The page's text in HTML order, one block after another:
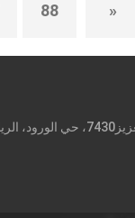
88 »